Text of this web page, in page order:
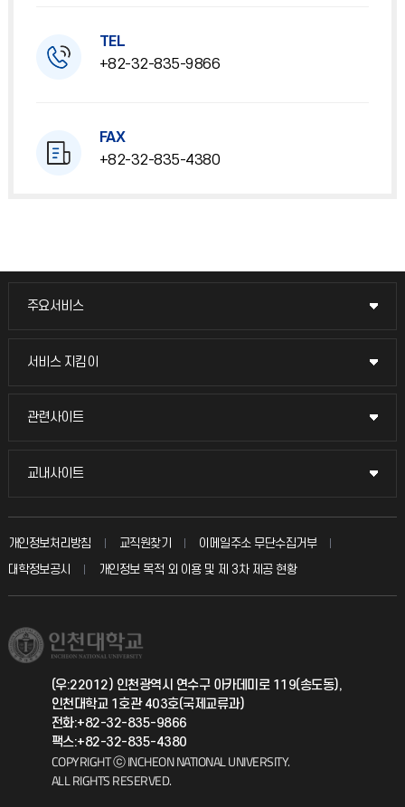
TEL
+82-32-835-9866
FAX
+82-32-835-4380
주요서비스
주요서비스
교무회의방송
입학안내
취업정보(학생)
서비스 지킴이
서비스 지킴이
묻고 답하기
칭찬마당
학생서비스 지킴이
관련사이트
관련사이트
국방헬프콜
총동문회
교내사이트
교내사이트
교수회
교육혁신본부
국제지원과
공자아카데미
기초교육원
개인정보처리방침 교직원찾기
이메일주소 무단수집거부
대학정보공시
개인정보 목적 외 이용 및 제 3차 제공 현황
(우:22012) 인천광역시 연수구 아카데미로 119(송도동),
인천대학교 1호관 403호(국제교류과)
전화:+82-32-835-9866
팩스:+82-32-835-4380
COPYRIGHT ⓒ INCHEON NATIONAL UNIVERSITY.
ALL RIGHTS RESERVED.